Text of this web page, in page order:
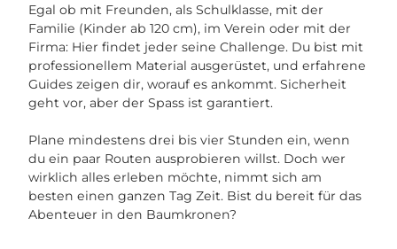
Egal ob mit Freunden, als Schulklasse, mit der
Familie (Kinder ab 120 cm), im Verein oder mit der
Firma: Hier findet jeder seine Challenge. Du bist mit
professionellem Material ausgerüstet, und erfahrene
Guides zeigen dir, worauf es ankommt. Sicherheit
geht vor, aber der Spass ist garantiert.
Plane mindestens drei bis vier Stunden ein, wenn
du ein paar Routen ausprobieren willst. Doch wer
wirklich alles erleben möchte, nimmt sich am
besten einen ganzen Tag Zeit. Bist du bereit für das
Abenteuer in den Baumkronen?